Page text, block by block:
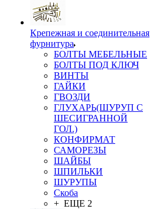
Крепежная и соединительная
фурнитура
БОЛТЫ МЕБЕЛЬНЫЕ
БОЛТЫ ПОД КЛЮЧ
ВИНТЫ
ГАЙКИ
ГВОЗДИ
ГЛУХАРЬ(ШУРУП С
ШЕСИГРАННОЙ
ГОЛ.)
КОНФИРМАТ
САМОРЕЗЫ
ШАЙБЫ
ШПИЛЬКИ
ШУРУПЫ
Скоба
+ ЕЩЕ 2